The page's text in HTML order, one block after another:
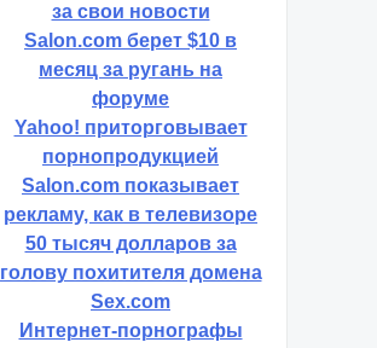
за свои новости
Salon.com берет $10 в
месяц за ругань на
форуме
Yahoo! приторговывает
порнопродукцией
Salon.com показывает
рекламу, как в телевизоре
50 тысяч долларов за
голову похитителя домена
Sex.com
Интернет-порнографы